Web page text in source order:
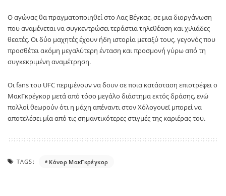
Ο αγώνας θα πραγματοποιηθεί στο Λας Βέγκας, σε μια διοργάνωση
που αναμένεται να συγκεντρώσει τεράστια τηλεθέαση και χιλιάδες
θεατές. Οι δύο μαχητές έχουν ήδη ιστορία μεταξύ τους, γεγονός που
προσθέτει ακόμη μεγαλύτερη ένταση και προσμονή γύρω από τη
συγκεκριμένη αναμέτρηση.
Οι fans του UFC περιμένουν να δουν σε ποια κατάσταση επιστρέφει ο
ΜακΓκρέγκορ μετά από τόσο μεγάλο διάστημα εκτός δράσης, ενώ
πολλοί θεωρούν ότι η μάχη απέναντι στον Χόλογουεϊ μπορεί να
αποτελέσει μία από τις σημαντικότερες στιγμές της καριέρας του.
TAGS: Κόνορ ΜακΓκρέγκορ